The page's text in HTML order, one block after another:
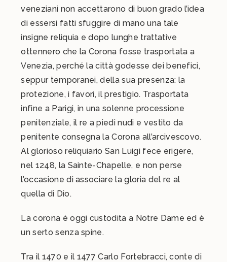
veneziani non accettarono di buon grado l’idea
di essersi fatti sfuggire di mano una tale
insigne reliquia e dopo lunghe trattative
ottennero che la Corona fosse trasportata a
Venezia, perché la città godesse dei benefici,
seppur temporanei, della sua presenza: la
protezione, i favori, il prestigio. Trasportata
infine a Parigi, in una solenne processione
penitenziale, il re a piedi nudi e vestito da
penitente consegna la Corona all’arcivescovo.
Al glorioso reliquiario San Luigi fece erigere,
nel 1248, la Sainte-Chapelle, e non perse
l’occasione di associare la gloria del re al
quella di Dio.
La corona è oggi custodita a Notre Dame ed è
un serto senza spine.
Tra il 1470 e il 1477 Carlo Fortebracci, conte di